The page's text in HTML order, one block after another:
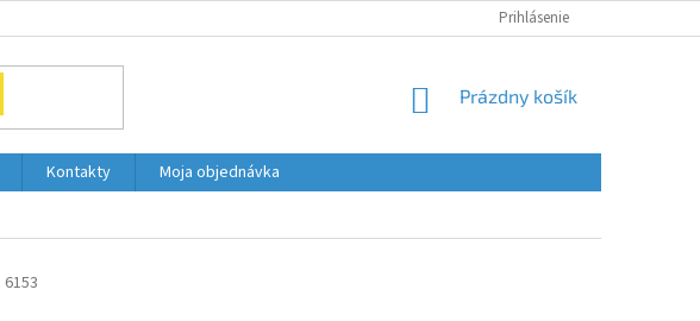
Prihlásenie
NÁKUPNÝ
Prázdny košík
Kontakty
Moja objednávka
6153